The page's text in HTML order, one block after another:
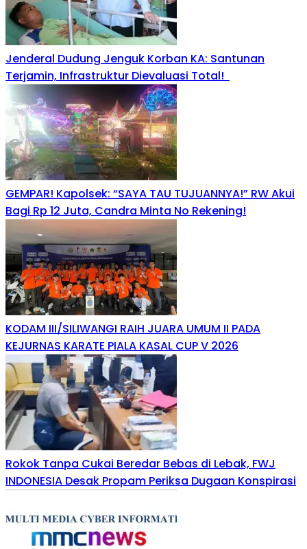
Jenderal Dudung Jenguk Korban KA: Santunan
Terjamin, Infrastruktur Dievaluasi Total!
GEMPAR! Kapolsek: “SAYA TAU TUJUANNYA!” RW Akui
Bagi Rp 12 Juta, Candra Minta No Rekening!
KODAM III/SILIWANGI RAIH JUARA UMUM II PADA
KEJURNAS KARATE PIALA KASAL CUP V 2026
Rokok Tanpa Cukai Beredar Bebas di Lebak, FWJ
INDONESIA Desak Propam Periksa Dugaan Konspirasi